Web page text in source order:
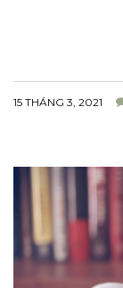
15 THÁNG 3, 2021